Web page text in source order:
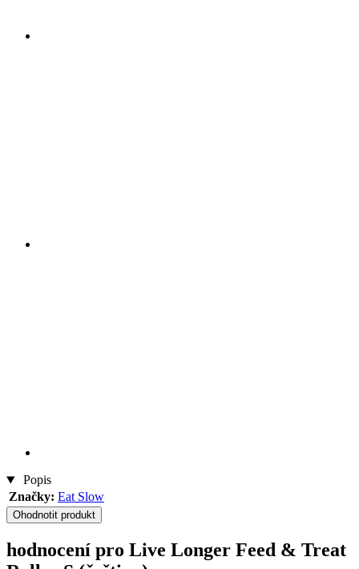
Popis
Značky: Eat Slow
Ohodnotit produkt
hodnocení pro Live Longer Feed & Treat